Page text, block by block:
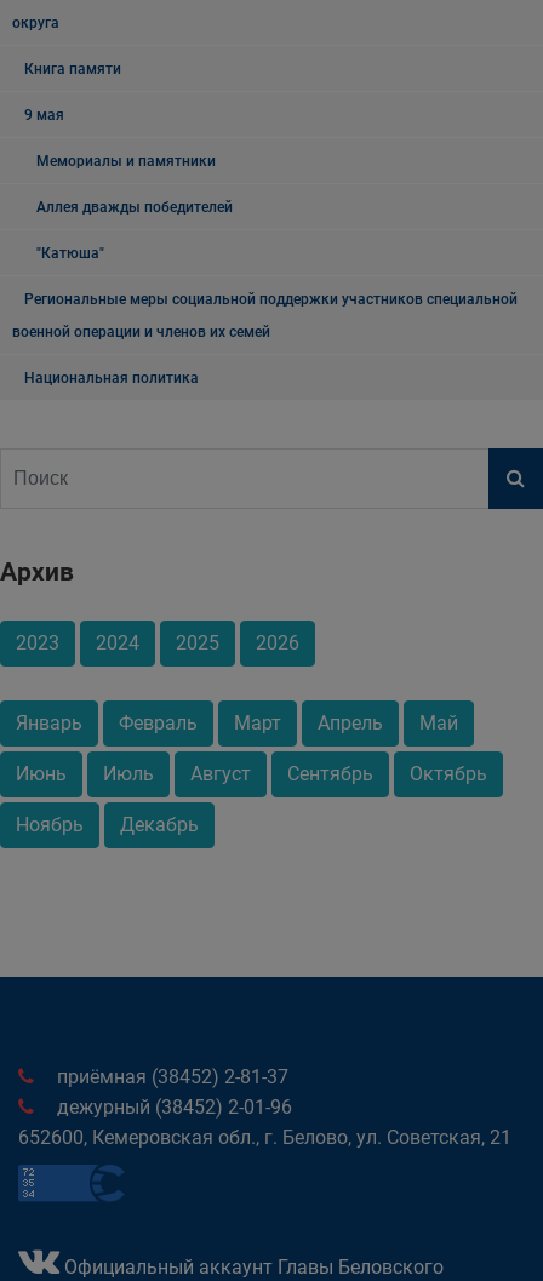
округа
Книга памяти
9 мая
Мемориалы и памятники
Аллея дважды победителей
"Катюша"
Региональные меры социальной поддержки участников специальной
военной операции и членов их семей
Национальная политика
Архив
2023 2024 2025 2026
Январь Февраль Март Апрель Май
Июнь Июль Август Сентябрь Октябрь
Ноябрь Декабрь
приёмная (38452) 2-81-37
дежурный (38452) 2-01-96
652600, Кемеровская обл., г. Белово, ул. Советская, 21
Официальный аккаунт Главы Беловского